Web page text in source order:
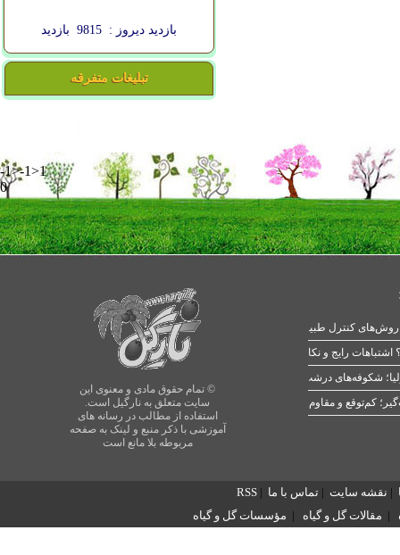
بازدید دیروز : 9815 بازدید
تبلیغات متفرقه
-1>-1>1
0
© تمام حقوق مادی و معنوی این
سایت متعلق به نارگیل است.
استفاده از مطالب در رسانه های
آموزشی با ذکر منبع و لینک به صفحه
مربوطه بلا مانع است
رایج و نکات طلایی
شکوفه‌های درشت در بهار
| نقشه سایت | تماس با ما |
RSS
| مقالات گل و گیاه | مؤسسات گل و گیاه